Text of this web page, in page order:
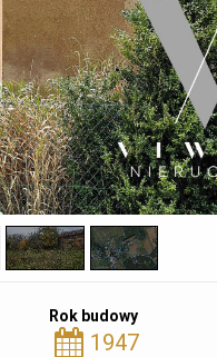
Rok budowy
1947